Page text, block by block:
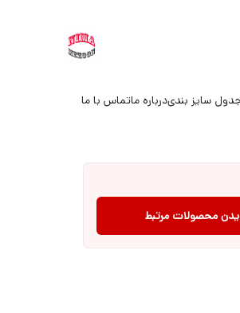
سایز بندیدرباره ماتماس با ما
محصولات مرتبط